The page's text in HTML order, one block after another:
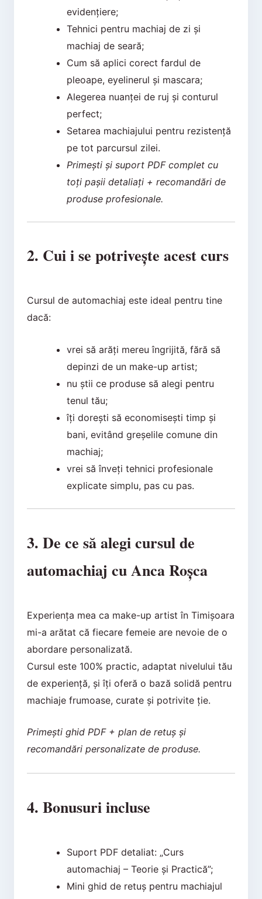
evidențiere;
Tehnici pentru machiaj de zi și
machiaj de seară;
Cum să aplici corect fardul de
pleoape, eyelinerul și mascara;
Alegerea nuanței de ruj și conturul
perfect;
Setarea machiajului pentru rezistență
pe tot parcursul zilei.
Primești și suport PDF complet cu
toți pașii detaliați + recomandări de
produse profesionale.
2. Cui i se potrivește acest curs
Cursul de automachiaj este ideal pentru tine
dacă:
vrei să arăți mereu îngrijită, fără să
depinzi de un make-up artist;
nu știi ce produse să alegi pentru
tenul tău;
îți dorești să economisești timp și
bani, evitând greșelile comune din
machiaj;
vrei să înveți tehnici profesionale
explicate simplu, pas cu pas.
3. De ce să alegi cursul de
automachiaj cu Anca Roșca
Experiența mea ca make-up artist în Timișoara
mi-a arătat că fiecare femeie are nevoie de o
abordare personalizată.
Cursul este 100% practic, adaptat nivelului tău
de experiență, și îți oferă o bază solidă pentru
machiaje frumoase, curate și potrivite ție.
Primești ghid PDF + plan de retuș și
recomandări personalizate de produse.
4. Bonusuri incluse
Suport PDF detaliat: „Curs
automachiaj – Teorie și Practică”;
Mini ghid de retuș pentru machiajul